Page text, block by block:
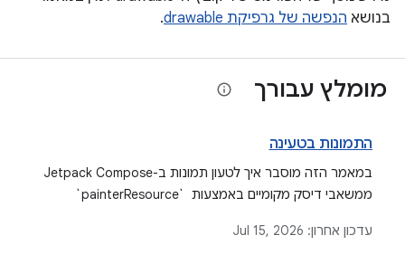
בנושא הנפשה של גרפיקת drawable .
מומלץ עבורך
התמונות בטעינה
במאמר הזה מוסבר איך לטעון תמונות ב-Jetpack Compose
ממשאבי דיסק מקומיים באמצעות ‎ `painterResource` ‎
תוך התמקדות בשיקולי נגישות.
עדכון אחרון: Jul 15, 2026